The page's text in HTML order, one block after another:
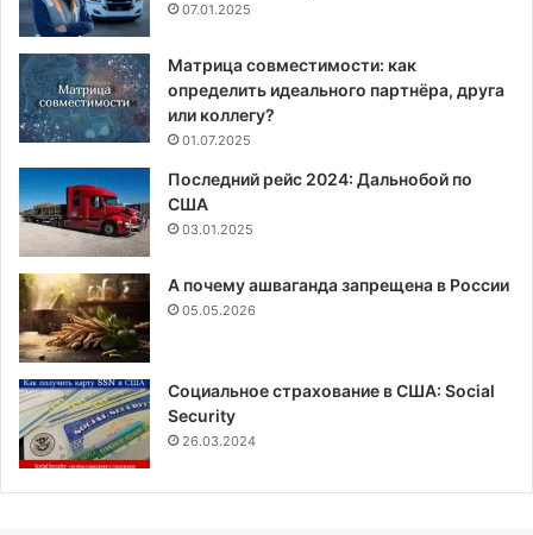
07.01.2025
Матрица совместимости: как
определить идеального партнёра, друга
или коллегу?
01.07.2025
Последний рейс 2024: Дальнобой по
США
03.01.2025
А почему ашваганда запрещена в России
05.05.2026
Социальное страхование в США: Social
Security
26.03.2024